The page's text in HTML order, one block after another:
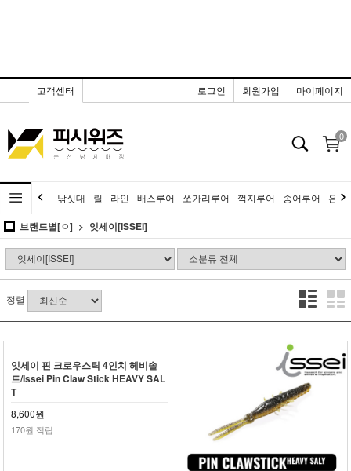
고객센터 로그인 회원가입 마이페이지
0
낚싯대 릴 라인 배스루어 쏘가리루어 꺽지루어 송어루어 은어
브랜드별[ㅇ] 잇세이[ISSEI]
정렬
잇세이 핀 크로우스틱 4인치 헤비솔
트/Issei Pin Claw Stick HEAVY SAL
T
8,600원
170원 적립